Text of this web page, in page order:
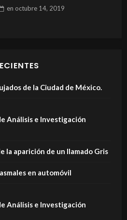
en octubre 14, 2019
de la Ciudad de México.
Análisis e Investigación
la aparición de un llamado Gris
en automóvil
Análisis e Investigación